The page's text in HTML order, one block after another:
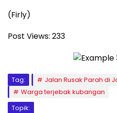
(Firly)
Post Views: 233
Tag:
Jalan Rusak Parah di
Warga terjebak kubangan
Topik: